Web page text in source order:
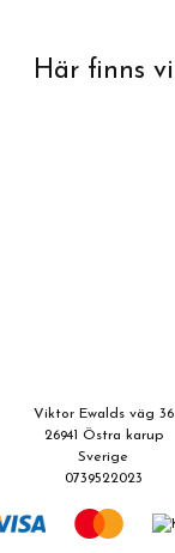
Här finns vi
Viktor Ewalds väg 36
26941 Östra karup
Sverige
0739522023